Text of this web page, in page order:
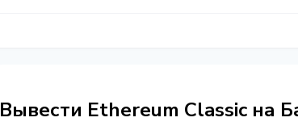
Вывести Ethereum Classic на